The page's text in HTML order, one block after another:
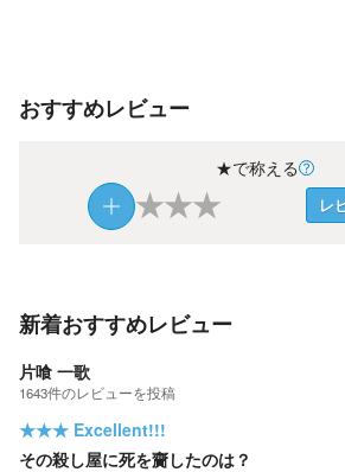
おすすめレビュー
★で称える
★★★ レ
新着おすすめレビュー
片喰 一歌
1643件のレビューを投稿
★★★ Excellent!!!
その殺し屋に死を齎したのは？